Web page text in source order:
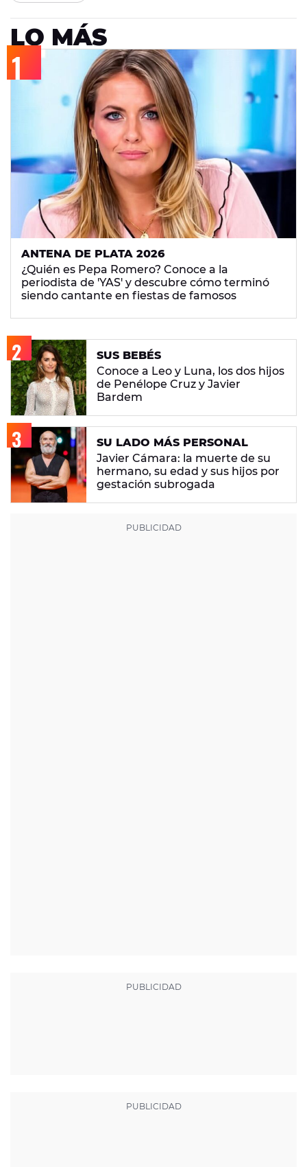
LO MÁS
ANTENA DE PLATA 2026
¿Quién es Pepa Romero? Conoce a la
periodista de 'YAS' y descubre cómo terminó
siendo cantante en fiestas de famosos
SUS BEBÉS
Conoce a Leo y Luna, los dos hijos
de Penélope Cruz y Javier
Bardem
SU LADO MÁS PERSONAL
Javier Cámara: la muerte de su
hermano, su edad y sus hijos por
gestación subrogada